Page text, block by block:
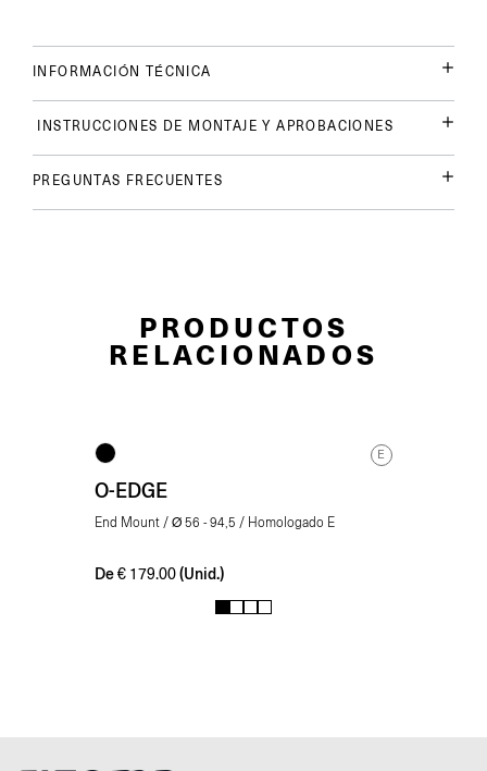
INFORMACIÓN TÉCNICA
INSTRUCCIONES DE MONTAJE Y APROBACIONES
PREGUNTAS FRECUENTES
PRODUCTOS
RELACIONADOS
E
O-EDGE
End Mount / Ø 56 - 94,5 / Homologado E
De € 179.00 (Unid.)
1 2 3 4